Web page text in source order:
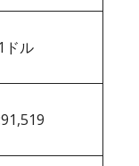
ドル